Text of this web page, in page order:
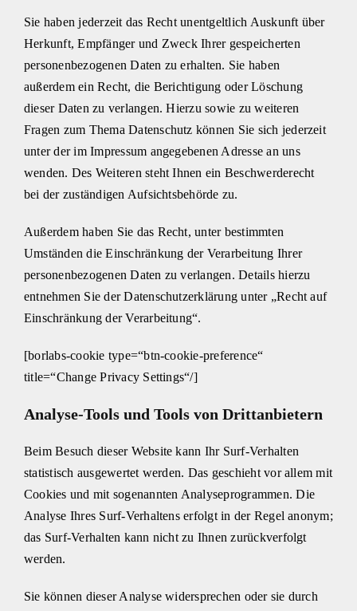
Sie haben jederzeit das Recht unentgeltlich Auskunft über
Herkunft, Empfänger und Zweck Ihrer gespeicherten
personenbezogenen Daten zu erhalten. Sie haben
außerdem ein Recht, die Berichtigung oder Löschung
dieser Daten zu verlangen. Hierzu sowie zu weiteren
Fragen zum Thema Datenschutz können Sie sich jederzeit
unter der im Impressum angegebenen Adresse an uns
wenden. Des Weiteren steht Ihnen ein Beschwerderecht
bei der zuständigen Aufsichtsbehörde zu.
Außerdem haben Sie das Recht, unter bestimmten
Umständen die Einschränkung der Verarbeitung Ihrer
personenbezogenen Daten zu verlangen. Details hierzu
entnehmen Sie der Datenschutzerklärung unter „Recht auf
Einschränkung der Verarbeitung“.
[borlabs-cookie type=“btn-cookie-preference“
title=“Change Privacy Settings“/]
Analyse-Tools und Tools von Drittanbietern
Beim Besuch dieser Website kann Ihr Surf-Verhalten
statistisch ausgewertet werden. Das geschieht vor allem mit
Cookies und mit sogenannten Analyseprogrammen. Die
Analyse Ihres Surf-Verhaltens erfolgt in der Regel anonym;
das Surf-Verhalten kann nicht zu Ihnen zurückverfolgt
werden.
Sie können dieser Analyse widersprechen oder sie durch